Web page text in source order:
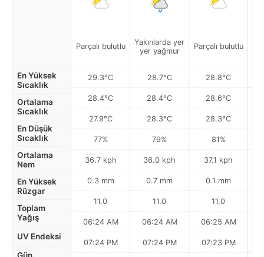
En Yüksek
Sıcaklık
Ortalama
Sıcaklık
En Düşük
Sıcaklık
Ortalama
Nem
En Yüksek
Rüzgar
Toplam
Yağış
UV Endeksi
Parçalı bulutlu
29.3°C
28.4°C
27.9°C
77%
36.7 kph
0.3 mm
11.0
06:24 AM
07:24 PM
Yakınlarda yer
yer yağmur
28.7°C
28.4°C
28.3°C
79%
36.0 kph
0.7 mm
11.0
06:24 AM
07:24 PM
Parçalı bulutlu
28.8°C
28.6°C
28.3°C
81%
37.1 kph
0.1 mm
11.0
06:25 AM
07:23 PM